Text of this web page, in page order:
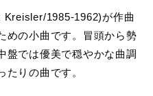
1985-1962)が作曲
めの小曲です。冒頭から勢
盤では優美で穏やかな曲調
たりの曲です。